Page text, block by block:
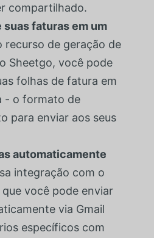
compartilhado.
suas faturas em um
recurso de geração de
Sheetgo, você pode
folhas de fatura em
- o formato de
para enviar aos seus
automaticamente
integração com o
você pode enviar
via Gmail
específicos com